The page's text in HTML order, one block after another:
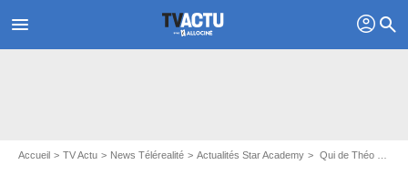
menu profil search
Accueil TV Actu News Télérealité Actualités Star Academy Qui de Théo L, Ema ou Léane va quitter le château de la Star Academy ? Les pronostics du public